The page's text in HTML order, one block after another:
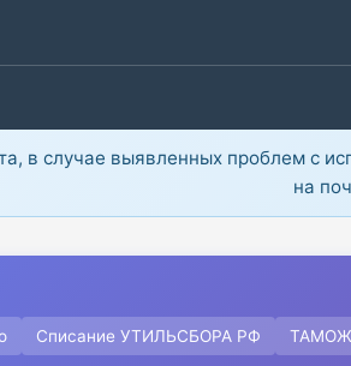
в случае выявленных проблем с
на
Списание УТИЛЬСБОРА РФ